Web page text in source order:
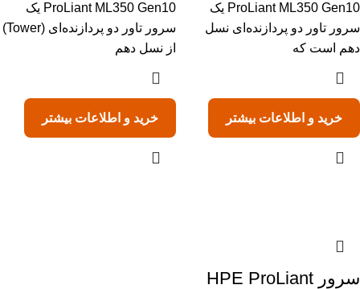
ProLiant ML350 Gen10 یک
سرور تاور دو پردازنده‌ای نسل
دهم است که
خرید و اطلاعات بیشتر
ProLiant ML350 Gen10 یک
سرور تاور دو پردازنده‌ای (Tower)
از نسل دهم
خرید و اطلاعات بیشتر
سرور HPE ProLiant